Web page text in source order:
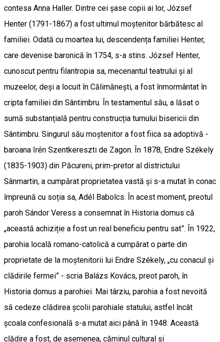
contesa Anna Haller. Dintre cei șase copii ai lor, József
Henter (1791-1867) a fost ultimul moștenitor bărbătesc al
familiei. Odată cu moartea lui, descendența familiei Henter,
care devenise baronică în 1754, s-a stins. József Henter,
cunoscut pentru filantropia sa, mecenantul teatrului și al
muzeelor, deși a locuit în Călimănești, a fost înmormântat în
cripta familiei din Sântimbru. În testamentul său, a lăsat o
sumă substanțială pentru construcția turnului bisericii din
Sântimbru. Singurul său moștenitor a fost fiica sa adoptivă -
baroana Irén Szentkereszti de Zagon. În 1878, Endre Székely
(1835-1903) din Păcureni, prim-pretor al districtului
Sânmartin, a cumpărat proprietatea vastă și s-a mutat în conac
împreună cu soția sa, Adél Babolcs. În acest moment, preotul
paroh Sándor Veress a consemnat în Historia domus că
„această achiziție a fost un real beneficiu pentru sat”. În 1922,
parohia locală romano-catolică a cumpărat o parte din
proprietate de la moștenitorii lui Endre Székely, „cu conacul și
clădirile fermei” - scria Balázs Kovács, preot paroh, în
Historia domus a parohiei. Mai târziu, parohia a fost nevoită
să cedeze clădirea școlii parohiale statului, astfel încât
școala confesională s-a mutat aici până în 1948. Această
clădire a fost, de asemenea, căminul cultural și